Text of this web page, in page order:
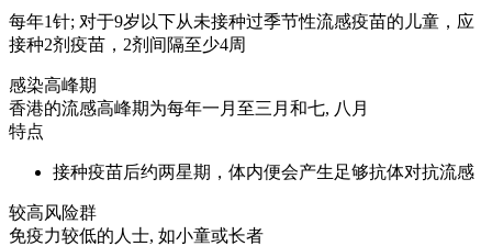
每年1针; 对于9岁以下从未接种过季节性流感疫苗的儿童，应
接种2剂疫苗，2剂间隔至少4周
感染高峰期
香港的流感高峰期为每年一月至三月和七, 八月
特点
接种疫苗后约两星期，体内便会产生足够抗体对抗流感
较高风险群
免疫力较低的人士, 如小童或长者